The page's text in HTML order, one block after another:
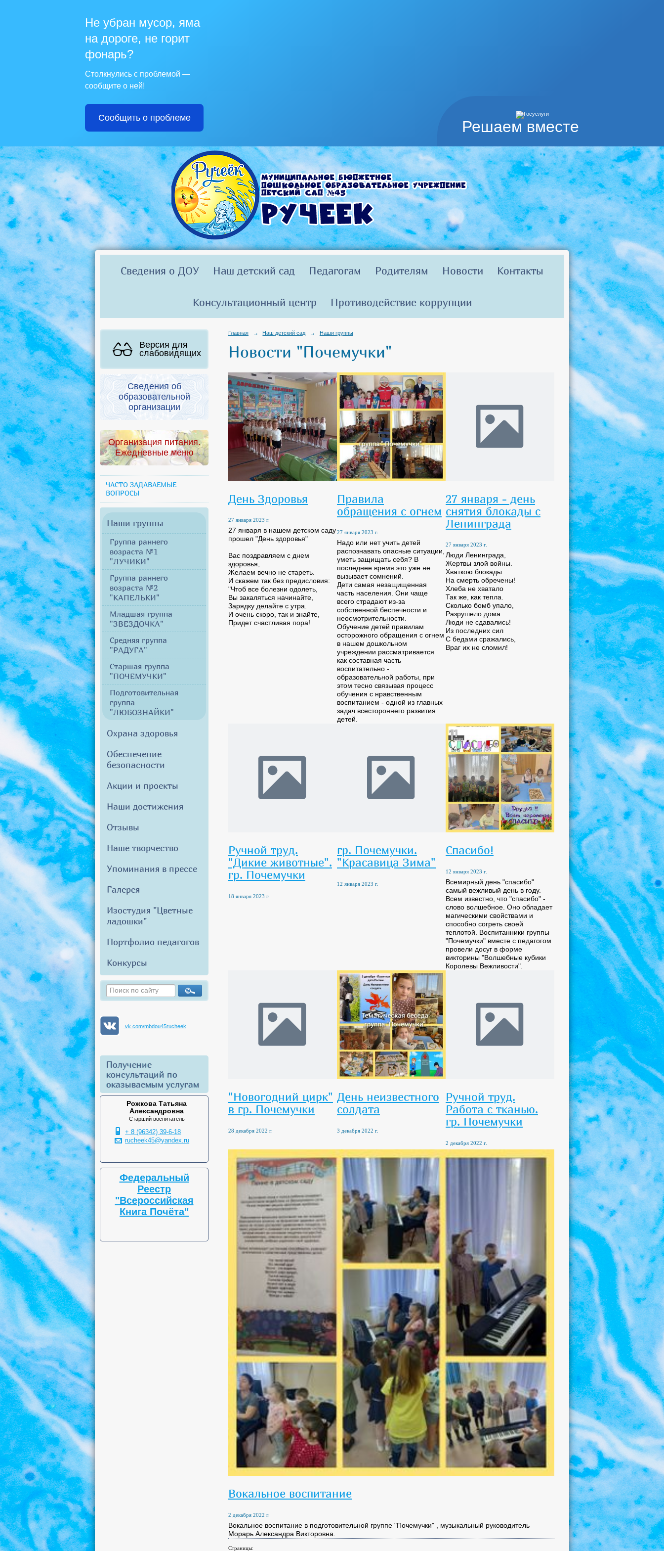
Решаем вместе
Не убран мусор, яма
на дороге, не горит
фонарь?
Столкнулись с проблемой —
сообщите о ней!
Сообщить о проблеме
Сведения о ДОУ Наш детский сад Педагогам Родителям Новости Контакты
Консультационный центр Противодействие коррупции
Версия для
слабовидящих
Сведения об
образовательной
организации
Организация питания.
Ежедневные меню
ЧАСТО ЗАДАВАЕМЫЕ
ВОПРОСЫ
Наши группы
Группа раннего
возраста №1
"ЛУЧИКИ"
Группа раннего
возраста №2
"КАПЕЛЬКИ"
Младшая группа
"ЗВЕЗДОЧКА"
Средняя группа
"РАДУГА"
Старшая группа
"ПОЧЕМУЧКИ"
Подготовительная
группа
"ЛЮБОЗНАЙКИ"
Охрана здоровья
Обеспечение
безопасности
Акции и проекты
Наши достижения
Отзывы
Наше творчество
Упоминания в прессе
Галерея
Изостудия "Цветные
ладошки"
Портфолио педагогов
Конкурсы
vk.com/mbdou45rucheek
Получение
консультаций по
оказываемым услугам
Рожкова Татьяна
Александровна
Старший воспитатель
+ 8 (96342) 39-6-18
rucheek45@yandex.ru
Федеральный
Реестр
"Всероссийская
Книга Почёта"
Главная → Наш детский сад → Наши группы
Новости "Почемучки"
День Здоровья
27 января 2023 г.
27 января в нашем детском саду
прошел "День здоровья"
Вас поздравляем с днем
здоровья,
Желаем вечно не стареть.
И скажем так без предисловия:
"Чтоб все болезни одолеть,
Вы закаляться начинайте,
Зарядку делайте с утра.
И очень скоро, так и знайте,
Придет счастливая пора!
Правила
обращения с огнем
27 января 2023 г.
Надо или нет учить детей
распознавать опасные ситуации,
уметь защищать себя? В
последнее время это уже не
вызывает сомнений.
Дети самая незащищенная
часть населения. Они чаще
всего страдают из-за
собственной беспечности и
неосмотрительности.
Обучение детей правилам
осторожного обращения с огнем
в нашем дошкольном
учреждении рассматривается
как составная часть
воспитательно -
образовательной работы, при
этом тесно связывая процесс
обучения с нравственным
воспитанием - одной из главных
задач всестороннего развития
детей.
27 января - день
снятия блокады с
Ленинграда
27 января 2023 г.
Люди Ленинграда,
Жертвы злой войны.
Хваткою блокады
На смерть обречены!
Хлеба не хватало
Так же, как тепла.
Сколько бомб упало,
Разрушело дома.
Люди не сдавались!
Из последних сил
С бедами сражались,
Враг их не сломил!
Ручной труд.
"Дикие животные".
гр. Почемучки
18 января 2023 г.
гр. Почемучки.
"Красавица Зима"
12 января 2023 г.
Спасибо!
12 января 2023 г.
Всемирный день "спасибо"
самый вежливый день в году.
Всем известно, что "спасибо" -
слово волшебное. Оно обладает
магическими свойствами и
способно согреть своей
теплотой. Воспитанники группы
"Почемучки" вместе с педагогом
провели досуг в форме
викторины "Волшебные кубики
Королевы Вежливости".
"Новогодний цирк"
в гр. Почемучки
28 декабря 2022 г.
День неизвестного
солдата
3 декабря 2022 г.
Ручной труд.
Работа с тканью.
гр. Почемучки
2 декабря 2022 г.
Вокальное воспитание
2 декабря 2022 г.
Вокальное воспитание в подготовительной группе "Почемучки" , музыкальный руководитель
Морарь Александра Викторовна.
Страницы: